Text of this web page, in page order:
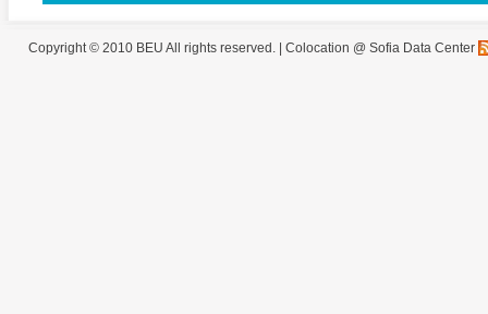
Copyright © 2010 BEU All rights reserved. | Colocation @ Sofia Data Center